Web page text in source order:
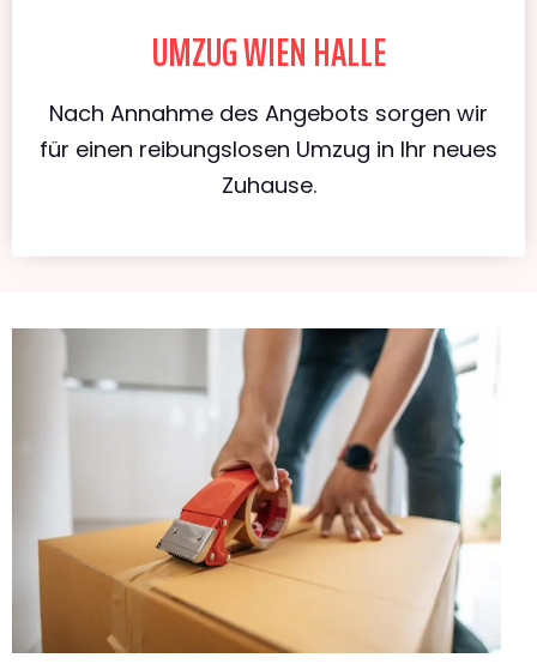
UMZUG WIEN HALLE
Nach Annahme des Angebots sorgen wir
für einen reibungslosen Umzug in Ihr neues
Zuhause.